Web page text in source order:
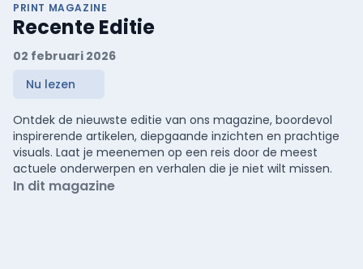
PRINT MAGAZINE
Recente Editie
02 februari 2026
Nu lezen
Ontdek de nieuwste editie van ons magazine, boordevol
inspirerende artikelen, diepgaande inzichten en prachtige
visuals. Laat je meenemen op een reis door de meest
actuele onderwerpen en verhalen die je niet wilt missen.
In dit magazine